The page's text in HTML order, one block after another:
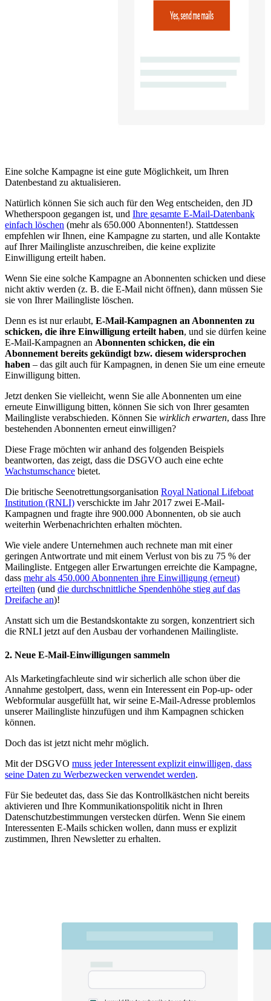
Eine solche Kampagne ist eine gute Möglichkeit, um Ihren
Datenbestand zu aktualisieren.
Natürlich können Sie sich auch für den Weg entscheiden, den JD
Whetherspoon gegangen ist, und Ihre gesamte E-Mail-Datenbank
einfach löschen (mehr als 650.000 Abonnenten!). Stattdessen
empfehlen wir Ihnen, eine Kampagne zu starten, und alle Kontakte
auf Ihrer Mailingliste anzuschreiben, die keine explizite
Einwilligung erteilt haben.
Wenn Sie eine solche Kampagne an Abonnenten schicken und diese
nicht aktiv werden (z. B. die E-Mail nicht öffnen), dann müssen Sie
sie von Ihrer Mailingliste löschen.
Denn es ist nur erlaubt, E-Mail-Kampagnen an Abonnenten zu
schicken, die ihre Einwilligung erteilt haben, und sie dürfen keine
E-Mail-Kampagnen an Abonnenten schicken, die ein
Abonnement bereits gekündigt bzw. diesem widersprochen
haben – das gilt auch für Kampagnen, in denen Sie um eine erneute
Einwilligung bitten.
Jetzt denken Sie vielleicht, wenn Sie alle Abonnenten um eine
erneute Einwilligung bitten, können Sie sich von Ihrer gesamten
Mailingliste verabschieden. Können Sie wirklich erwarten, dass Ihre
bestehenden Abonnenten erneut einwilligen?
Diese Frage möchten wir anhand des folgenden Beispiels
beantworten, das zeigt, dass die DSGVO auch eine echte
Wachstumschance bietet.
Die britische Seenotrettungsorganisation Royal National Lifeboat
Institution (RNLI) verschickte im Jahr 2017 zwei E-Mail-
Kampagnen und fragte ihre 900.000 Abonnenten, ob sie auch
weiterhin Werbenachrichten erhalten möchten.
Wie viele andere Unternehmen auch rechnete man mit einer
geringen Antwortrate und mit einem Verlust von bis zu 75 % der
Mailingliste. Entgegen aller Erwartungen erreichte die Kampagne,
dass mehr als 450.000 Abonnenten ihre Einwilligung (erneut)
erteilten (und die durchschnittliche Spendenhöhe stieg auf das
Dreifache an)!
Anstatt sich um die Bestandskontakte zu sorgen, konzentriert sich
die RNLI jetzt auf den Ausbau der vorhandenen Mailingliste.
2. Neue E-Mail-Einwilligungen sammeln
Als Marketingfachleute sind wir sicherlich alle schon über die
Annahme gestolpert, dass, wenn ein Interessent ein Pop-up- oder
Webformular ausgefüllt hat, wir seine E-Mail-Adresse problemlos
unserer Mailingliste hinzufügen und ihm Kampagnen schicken
können.
Doch das ist jetzt nicht mehr möglich.
Mit der DSGVO muss jeder Interessent explizit einwilligen, dass
seine Daten zu Werbezwecken verwendet werden.
Für Sie bedeutet das, dass Sie das Kontrollkästchen nicht bereits
aktivieren und Ihre Kommunikationspolitik nicht in Ihren
Datenschutzbestimmungen verstecken dürfen. Wenn Sie einem
Interessenten E-Mails schicken wollen, dann muss er explizit
zustimmen, Ihren Newsletter zu erhalten.